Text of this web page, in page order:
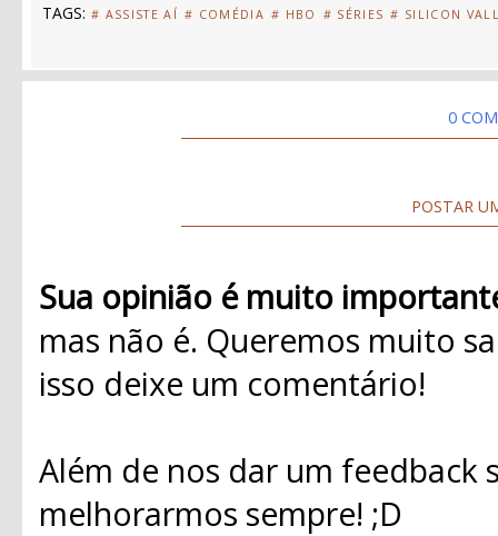
TAGS: # ASSISTE AÍ # COMÉDIA # HBO # SÉRIES # SILICON
0
POSTAR
Sua opinião é muito
mas não é. Queremos muito
isso deixe um comentário!
Além de nos dar um
melhorarmos sempre! ;D